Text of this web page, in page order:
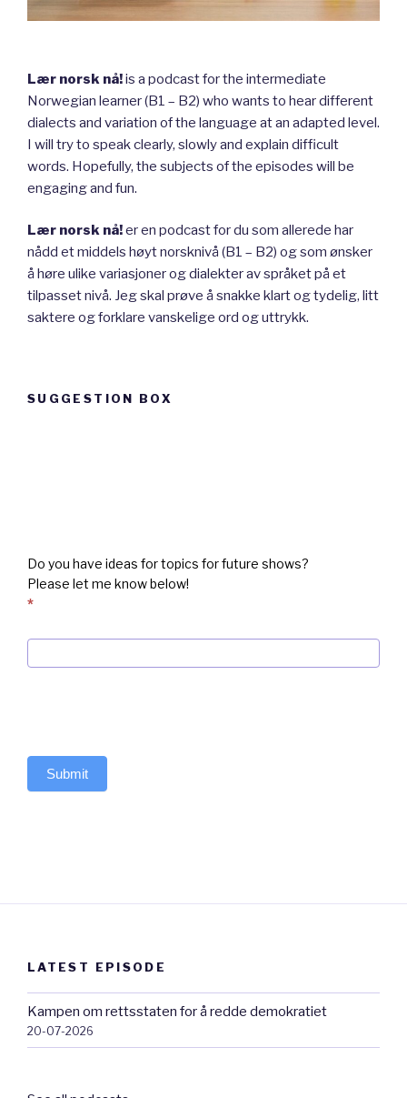
Lær norsk nå!is a podcast for the intermediate
Norwegian learner (B1 – B2) who wants to hear different
dialects and variation of the language at an adapted level.
I will try to speak clearly, slowly and explain difficult
words. Hopefully, the subjects of the episodes will be
engaging and fun.
Lær norsk nå!er en podcast for du som allerede har
nådd et middels høyt norsknivå (B1 – B2) og som ønsker
å høre ulike variasjoner og dialekter av språket på et
tilpasset nivå. Jeg skal prøve å snakke klart og tydelig, litt
saktere og forklare vanskelige ord og uttrykk.
SUGGESTION BOX
Do you have ideas for topics for future shows?
Please let me know below!
*
Submit
LATEST EPISODE
Kampen om rettsstaten for å redde demokratiet
20-07-2026